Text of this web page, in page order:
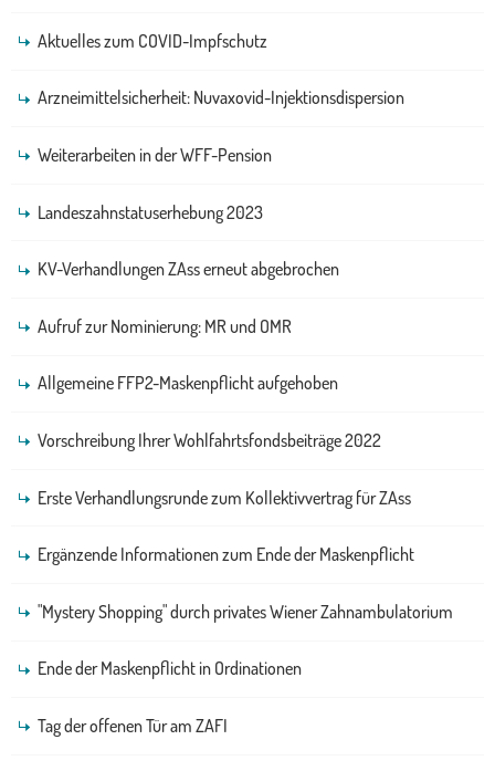
Aktuelles zum COVID-Impfschutz
Arzneimittelsicherheit: Nuvaxovid-Injektionsdispersion
Weiterarbeiten in der WFF-Pension
Landeszahnstatuserhebung 2023
KV-Verhandlungen ZAss erneut abgebrochen
Aufruf zur Nominierung: MR und OMR
Allgemeine FFP2-Maskenpflicht aufgehoben
Vorschreibung Ihrer Wohlfahrtsfondsbeiträge 2022
Erste Verhandlungsrunde zum Kollektivvertrag für ZAss
Ergänzende Informationen zum Ende der Maskenpflicht
"Mystery Shopping" durch privates Wiener Zahnambulatorium
Ende der Maskenpflicht in Ordinationen
Tag der offenen Tür am ZAFI